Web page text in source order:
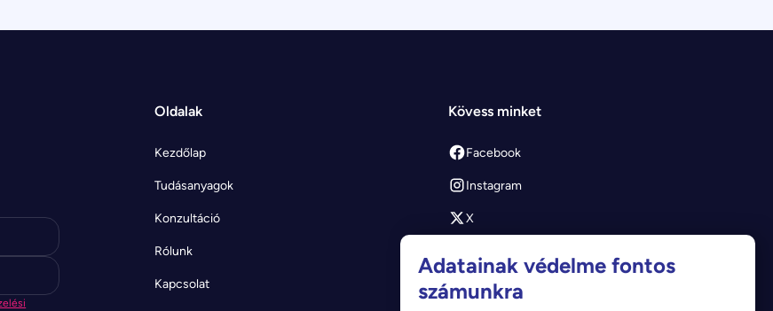
Oldalak
Kezdőlap
Tudásanyagok
Konzultáció
Rólunk
Kapcsolat
Kövess minket
Facebook
Instagram
X
Adatainak védelme fontos
számunkra